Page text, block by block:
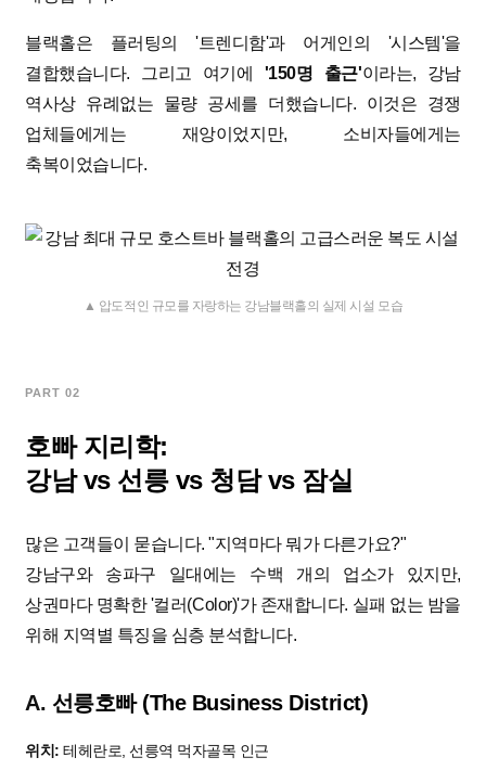
블랙홀은 플러팅의 '트렌디함'과 어게인의 '시스템'을
결합했습니다. 그리고 여기에 '150명 출근'이라는, 강남
역사상 유례없는 물량 공세를 더했습니다. 이것은 경쟁
업체들에게는 재앙이었지만, 소비자들에게는
축복이었습니다.
▲ 압도적인 규모를 자랑하는 강남블랙홀의 실제 시설 모습
PART 02
호빠 지리학:
강남 vs 선릉 vs 청담 vs 잠실
많은 고객들이 묻습니다. "지역마다 뭐가 다른가요?"
강남구와 송파구 일대에는 수백 개의 업소가 있지만,
상권마다 명확한 '컬러(Color)'가 존재합니다. 실패 없는 밤을
위해 지역별 특징을 심층 분석합니다.
A. 선릉호빠 (The Business District)
위치: 테헤란로, 선릉역 먹자골목 인근